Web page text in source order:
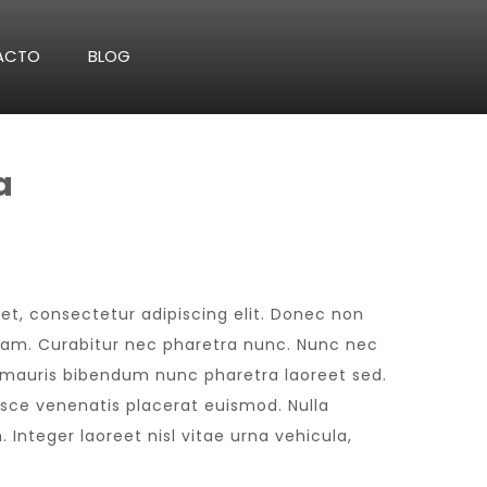
BLOG
consectetur adipiscing elit. Donec non
Curabitur nec pharetra nunc. Nunc nec
bibendum nunc pharetra laoreet sed.
venenatis placerat euismod. Nulla
Integer laoreet nisl vitae urna vehicula,